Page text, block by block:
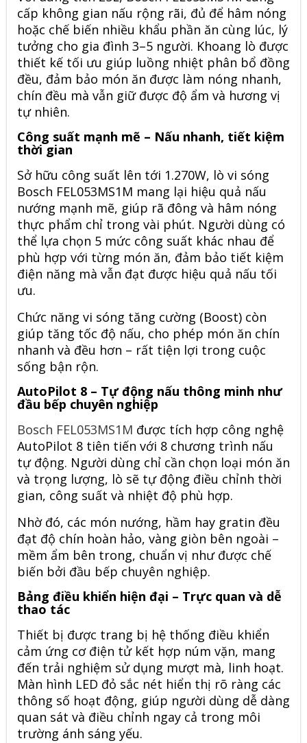
cấp không gian nấu rộng rãi, đủ để hâm nóng
hoặc chế biến nhiều khẩu phần ăn cùng lúc, lý
tưởng cho gia đình 3–5 người. Khoang lò được
thiết kế tối ưu giúp luồng nhiệt phân bổ đồng
đều, đảm bảo món ăn được làm nóng nhanh,
chín đều mà vẫn giữ được độ ẩm và hương vị
tự nhiên.
Công suất mạnh mẽ – Nấu nhanh, tiết kiệm
thời gian
Sở hữu công suất lên tới 1.270W, lò vi sóng
Bosch FEL053MS1M mang lại hiệu quả nấu
nướng mạnh mẽ, giúp rã đông và hâm nóng
thực phẩm chỉ trong vài phút. Người dùng có
thể lựa chọn 5 mức công suất khác nhau để
phù hợp với từng món ăn, đảm bảo tiết kiệm
điện năng mà vẫn đạt được hiệu quả nấu tối
ưu.
Chức năng vi sóng tăng cường (Boost) còn
giúp tăng tốc độ nấu, cho phép món ăn chín
nhanh và đều hơn – rất tiện lợi trong cuộc
sống bận rộn.
AutoPilot 8 – Tự động nấu thông minh như
đầu bếp chuyên nghiệp
Bosch FEL053MS1M được tích hợp công nghệ
AutoPilot 8 tiên tiến với 8 chương trình nấu
tự động. Người dùng chỉ cần chọn loại món ăn
và trọng lượng, lò sẽ tự động điều chỉnh thời
gian, công suất và nhiệt độ phù hợp.
Nhờ đó, các món nướng, hầm hay gratin đều
đạt độ chín hoàn hảo, vàng giòn bên ngoài –
mềm ẩm bên trong, chuẩn vị như được chế
biến bởi đầu bếp chuyên nghiệp.
Bảng điều khiển hiện đại – Trực quan và dễ
thao tác
Thiết bị được trang bị hệ thống điều khiển
cảm ứng cơ điện tử kết hợp núm vặn, mang
đến trải nghiệm sử dụng mượt mà, linh hoạt.
Màn hình LED đỏ sắc nét hiển thị rõ ràng các
thông số hoạt động, giúp người dùng dễ dàng
quan sát và điều chỉnh ngay cả trong môi
trường ánh sáng yếu.